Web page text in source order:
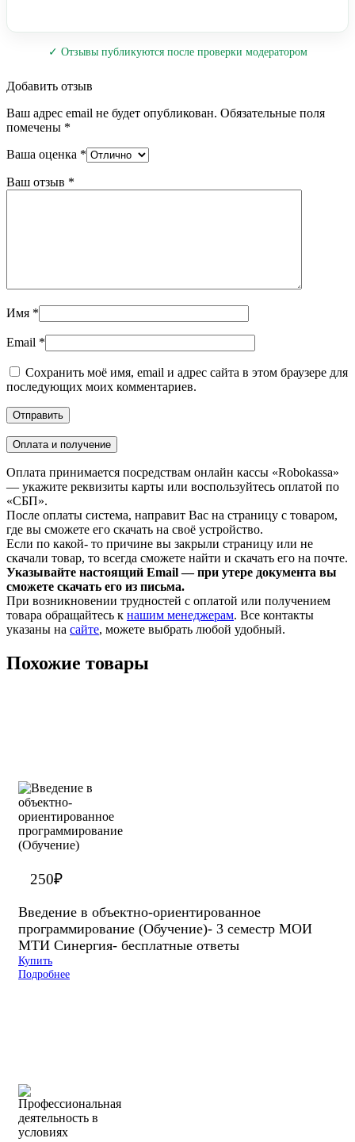
✓ Отзывы публикуются после проверки модератором
Добавить отзыв
Ваш адрес email не будет опубликован. Обязательные поля
помечены *
Ваша оценка *
Ваш отзыв *
Имя *
Email *
Сохранить моё имя, email и адрес сайта в этом браузере для
последующих моих комментариев.
Оплата и получение
Оплата принимается посредствам онлайн кассы «Robokassa»
— укажите реквизиты карты или воспользуйтесь оплатой по
«СБП».
После оплаты система, направит Вас на страницу с товаром,
где вы сможете его скачать на своё устройство.
Если по какой- то причине вы закрыли страницу или не
скачали товар, то всегда сможете найти и скачать его на почте.
Указывайте настоящий Email — при утере документа вы
сможете скачать его из письма.
При возникновении трудностей с оплатой или получением
товара обращайтесь к нашим менеджерам. Все контакты
указаны на сайте, можете выбрать любой удобный.
Похожие товары
250₽
Введение в объектно-ориентированное
программирование (Обучение)- 3 семестр МОИ
МТИ Синергия- бесплатные ответы
Купить
Подробнее